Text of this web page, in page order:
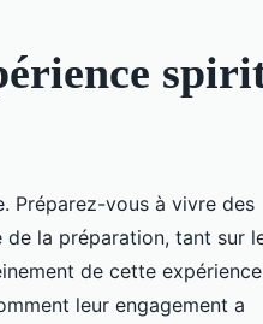
Préparez-vous à vivre des
la préparation, tant sur
de cette
leur engagement a